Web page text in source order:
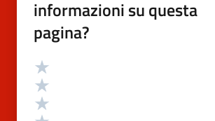
informazioni su questa
pagina?
Valutazione